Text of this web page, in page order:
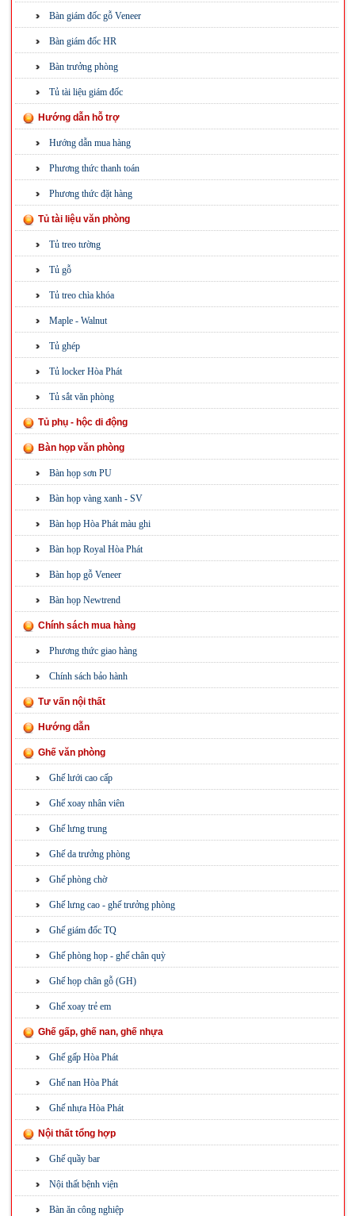
Bàn giám đốc gỗ Veneer
Bàn giám đốc HR
Bàn trưởng phòng
Tủ tài liệu giám đốc
Hướng dẫn hỗ trợ
Hướng dẫn mua hàng
Phương thức thanh toán
Phương thức đặt hàng
Tủ tài liệu văn phòng
Tủ treo tường
Tủ gỗ
Tủ treo chìa khóa
Maple - Walnut
Tủ ghép
Tủ locker Hòa Phát
Tủ sắt văn phòng
Tủ phụ - hộc di động
Bàn họp văn phòng
Bàn họp sơn PU
Bàn họp vàng xanh - SV
Bàn họp Hòa Phát màu ghi
Bàn họp Royal Hòa Phát
Bàn họp gỗ Veneer
Bàn họp Newtrend
Chính sách mua hàng
Phương thức giao hàng
Chính sách bảo hành
Tư vấn nội thất
Hướng dẫn
Ghế văn phòng
Ghế lưới cao cấp
Ghế xoay nhân viên
Ghế lưng trung
Ghế da trưởng phòng
Ghế phòng chờ
Ghế lưng cao - ghế trưởng phòng
Ghế giám đốc TQ
Ghế phòng họp - ghế chân quỳ
Ghế họp chân gỗ (GH)
Ghế xoay trẻ em
Ghế gấp, ghế nan, ghế nhựa
Ghế gấp Hòa Phát
Ghế nan Hòa Phát
Ghế nhựa Hòa Phát
Nội thất tổng hợp
Ghế quầy bar
Nội thất bệnh viện
Bàn ăn công nghiệp